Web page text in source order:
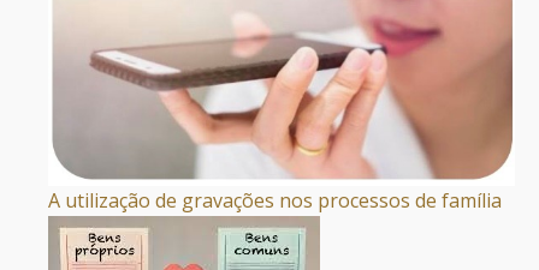
A utilização de gravações nos processos de família